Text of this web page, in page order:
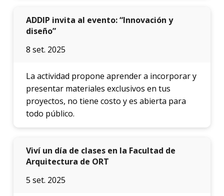
ADDIP invita al evento: “Innovación y
diseño”
8 set. 2025
La actividad propone aprender a incorporar y
presentar materiales exclusivos en tus
proyectos, no tiene costo y es abierta para
todo público.
Viví un día de clases en la Facultad de
Arquitectura de ORT
5 set. 2025